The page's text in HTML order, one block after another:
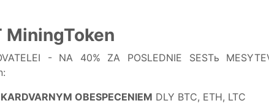
MiningToken
- NA 40% ZA POSLEDNIE SESTь
OBESPECENIEM DLY BTC, ETH, LTC